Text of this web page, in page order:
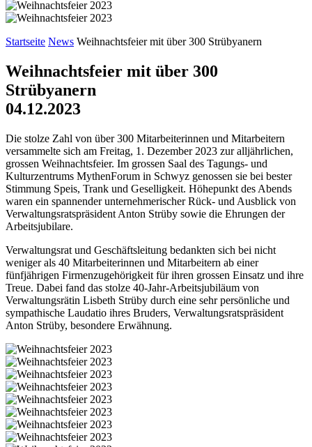
Startseite News Weihnachtsfeier mit über 300 Strübyanern
Weihnachtsfeier mit über 300
Strübyanern
04.12.2023
Die stolze Zahl von über 300 Mitarbeiterinnen und Mitarbeitern
versammelte sich am Freitag, 1. Dezember 2023 zur alljährlichen,
grossen Weihnachtsfeier. Im grossen Saal des Tagungs- und
Kulturzentrums MythenForum in Schwyz genossen sie bei bester
Stimmung Speis, Trank und Geselligkeit. Höhepunkt des Abends
waren ein spannender unternehmerischer Rück- und Ausblick von
Verwaltungsratspräsident Anton Strüby sowie die Ehrungen der
Arbeitsjubilare.
Verwaltungsrat und Geschäftsleitung bedankten sich bei nicht
weniger als 40 Mitarbeiterinnen und Mitarbeitern ab einer
fünfjährigen Firmenzugehörigkeit für ihren grossen Einsatz und ihre
Treue. Dabei fand das stolze 40-Jahr-Arbeitsjubiläum von
Verwaltungsrätin Lisbeth Strüby durch eine sehr persönliche und
sympathische Laudatio ihres Bruders, Verwaltungsratspräsident
Anton Strüby, besondere Erwähnung.